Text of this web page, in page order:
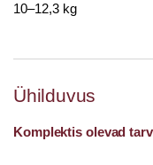
10–12,3 kg
Ühilduvus
Komplektis olevad